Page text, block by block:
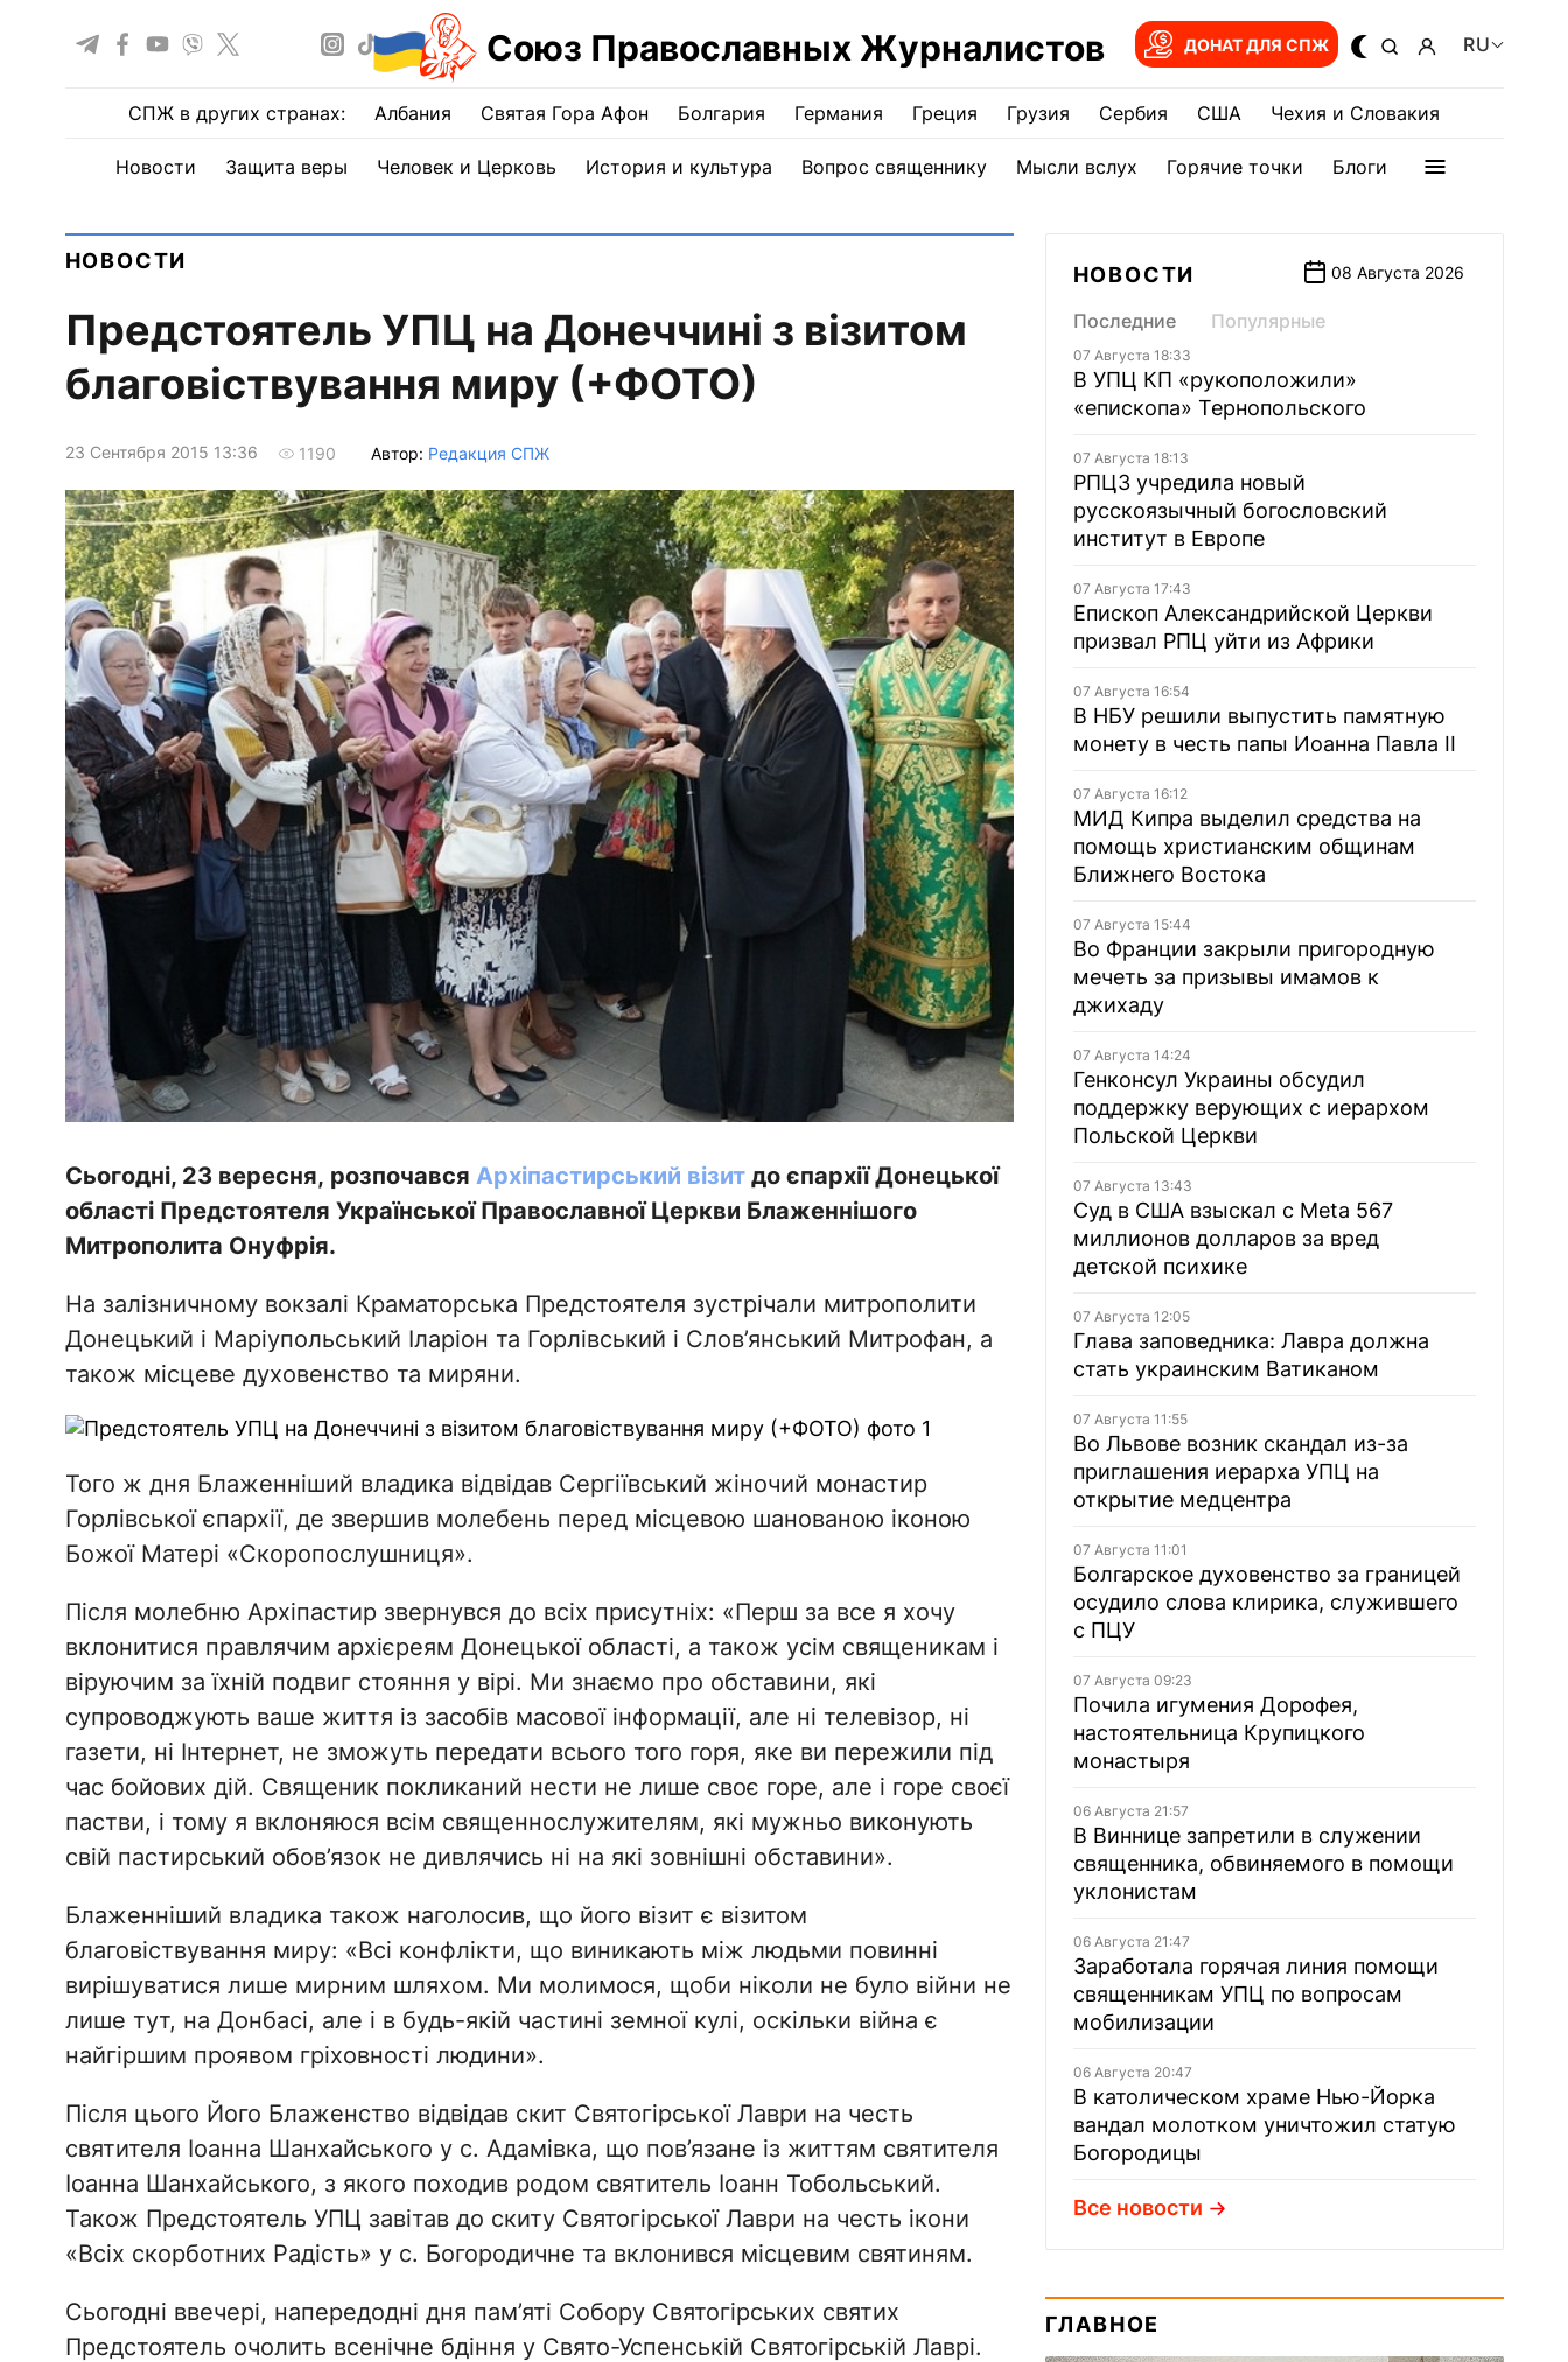
Союз Православных Журналистов ДОНАТ ДЛЯ СПЖ RU
СПЖ в других странах: Албания Святая Гора Афон Болгария Германия Греция Грузия Сербия США Чехия и Словакия
Новости Защита веры Человек и Церковь История и культура Вопрос священнику Мысли вслух Горячие точки Блоги
НОВОСТИ
Предстоятель УПЦ на Донеччині з візитом
благовіствування миру (+ФОТО)
23 Сентября 2015 13:36 1190 Автор: Редакция СПЖ
Сьогодні, 23 вересня, розпочався Архіпастирський візитдо єпархії Донецької
області Предстоятеля Української Православної Церкви Блаженнішого
Митрополита Онуфрія.
На залізничному вокзалі Краматорська Предстоятеля зустрічали митрополити
Донецький і Маріупольський Іларіон та Горлівський і Слов’янський Митрофан, а
також місцеве духовенство та миряни.
Того ж дня Блаженніший владика відвідав Сергіївський жіночий монастир
Горлівської єпархії, де звершив молебень перед місцевою шанованою іконою
Божої Матері «Скоропослушниця».
Після молебню Архіпастир звернувся до всіх присутніх: «Перш за все я хочу
вклонитися правлячим архієреям Донецької області, а також усім священикам і
віруючим за їхній подвиг стояння у вірі. Ми знаємо про обставини, які
супроводжують ваше життя із засобів масової інформації, але ні телевізор, ні
газети, ні Інтернет, не зможуть передати всього того горя, яке ви пережили під
час бойових дій. Священик покликаний нести не лише своє горе, але і горе своєї
пастви, і тому я вклоняюся всім священнослужителям, які мужньо виконують
свій пастирський обов’язок не дивлячись ні на які зовнішні обставини».
Блаженніший владика також наголосив, що його візит є візитом
благовіствування миру: «Всі конфлікти, що виникають між людьми повинні
вирішуватися лише мирним шляхом. Ми молимося, щоби ніколи не було війни не
лише тут, на Донбасі, але і в будь-якій частині земної кулі, оскільки війна є
найгіршим проявом гріховності людини».
Після цього Його Блаженство відвідав скит Святогірської Лаври на честь
святителя Іоанна Шанхайського у с. Адамівка, що пов’язане із життям святителя
Іоанна Шанхайського, з якого походив родом святитель Іоанн Тобольський.
Також Предстоятель УПЦ завітав до скиту Святогірської Лаври на честь ікони
«Всіх скорботних Радість» у с. Богородичне та вклонився місцевим святиням.
Сьогодні ввечері, напередодні дня пам’яті Собору Святогірських святих
Предстоятель очолить всенічне бдіння у Свято-Успенській Святогірській Лаврі.
НОВОСТИ 08 Августа 2026
Последние Популярные
07 Августа 18:33
В УПЦ КП «рукоположили»
«епископа» Тернопольского
07 Августа 18:13
РПЦЗ учредила новый
русскоязычный богословский
институт в Европе
07 Августа 17:43
Епископ Александрийской Церкви
призвал РПЦ уйти из Африки
07 Августа 16:54
В НБУ решили выпустить памятную
монету в честь папы Иоанна Павла II
07 Августа 16:12
МИД Кипра выделил средства на
помощь христианским общинам
Ближнего Востока
07 Августа 15:44
Во Франции закрыли пригородную
мечеть за призывы имамов к
джихаду
07 Августа 14:24
Генконсул Украины обсудил
поддержку верующих с иерархом
Польской Церкви
07 Августа 13:43
Суд в США взыскал с Meta 567
миллионов долларов за вред
детской психике
07 Августа 12:05
Глава заповедника: Лавра должна
стать украинским Ватиканом
07 Августа 11:55
Во Львове возник скандал из-за
приглашения иерарха УПЦ на
открытие медцентра
07 Августа 11:01
Болгарское духовенство за границей
осудило слова клирика, служившего
с ПЦУ
07 Августа 09:23
Почила игумения Дорофея,
настоятельница Крупицкого
монастыря
06 Августа 21:57
В Виннице запретили в служении
священника, обвиняемого в помощи
уклонистам
06 Августа 21:47
Заработала горячая линия помощи
священникам УПЦ по вопросам
мобилизации
06 Августа 20:47
В католическом храме Нью-Йорка
вандал молотком уничтожил статую
Богородицы
Все новости
ГЛАВНОЕ